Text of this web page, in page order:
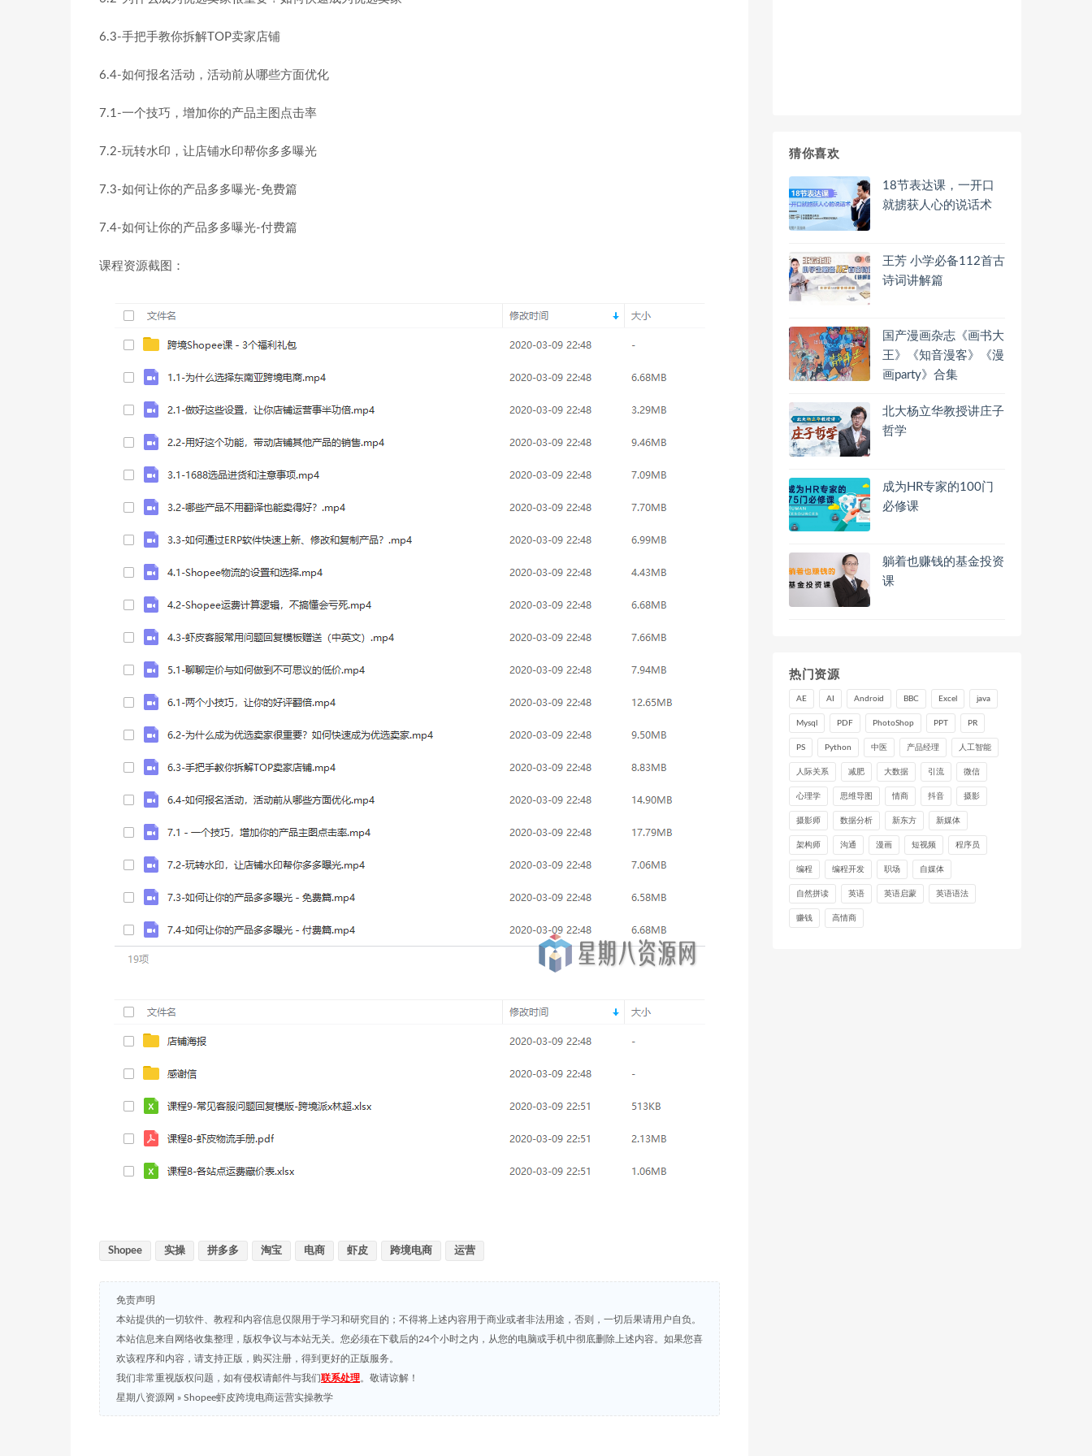
6.3-手把手教你拆解TOP卖家店铺
6.4-如何报名活动，活动前从哪些方面优化
7.1-一个技巧，增加你的产品主图点击率
7.2-玩转水印，让店铺水印帮你多多曝光
7.3-如何让你的产品多多曝光-免费篇
7.4-如何让你的产品多多曝光-付费篇
课程资源截图：
Shopee 实操 拼多多 淘宝 电商 虾皮 跨境电商 运营
免责声明
本站提供的一切软件、教程和内容信息仅限用于学习和研究目的；不得将上述内容用于商业或者非法用途，否则，一切后果请用户自负。
本站信息来自网络收集整理，版权争议与本站无关。您必须在下载后的24个小时之内，从您的电脑或手机中彻底删除上述内容。如果您喜
欢该程序和内容，请支持正版，购买注册，得到更好的正版服务。
我们非常重视版权问题，如有侵权请邮件与我们联系处理。敬请谅解！
星期八资源网 » Shopee虾皮跨境电商运营实操教学
猜你喜欢
18节表达课，一开口
就掳获人心的说话术
王芳 小学必备112首古
诗词讲解篇
国产漫画杂志《画书大
王》《知音漫客》《漫
画party》合集
北大杨立华教授讲庄子
哲学
成为HR专家的100门
必修课
躺着也赚钱的基金投资
课
热门资源
AE AI Android BBC Excel java
Mysql PDF PhotoShop PPT PR
PS Python 中医 产品经理 人工智能
人际关系 减肥 大数据 引流 微信
心理学 思维导图 情商 抖音 摄影
摄影师 数据分析 新东方 新媒体
架构师 沟通 漫画 短视频 程序员
编程 编程开发 职场 自媒体
自然拼读 英语 英语启蒙 英语语法
赚钱 高情商